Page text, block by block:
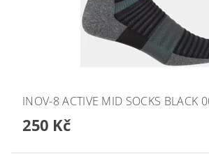
INOV-8 ACTIVE MID SOCKS BLACK
250 Kč